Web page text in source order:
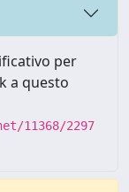
per
a questo
11368/2297